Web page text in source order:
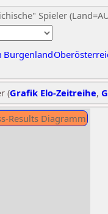
Spieler
Burgenland
(Grafik Elo-Zeitreihe,